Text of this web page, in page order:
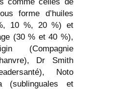
forme d’huiles
10 %, 20 %) et
(30 % et 40 %),
(Compagnie
Dr Smith
Noto
(sublinguales et